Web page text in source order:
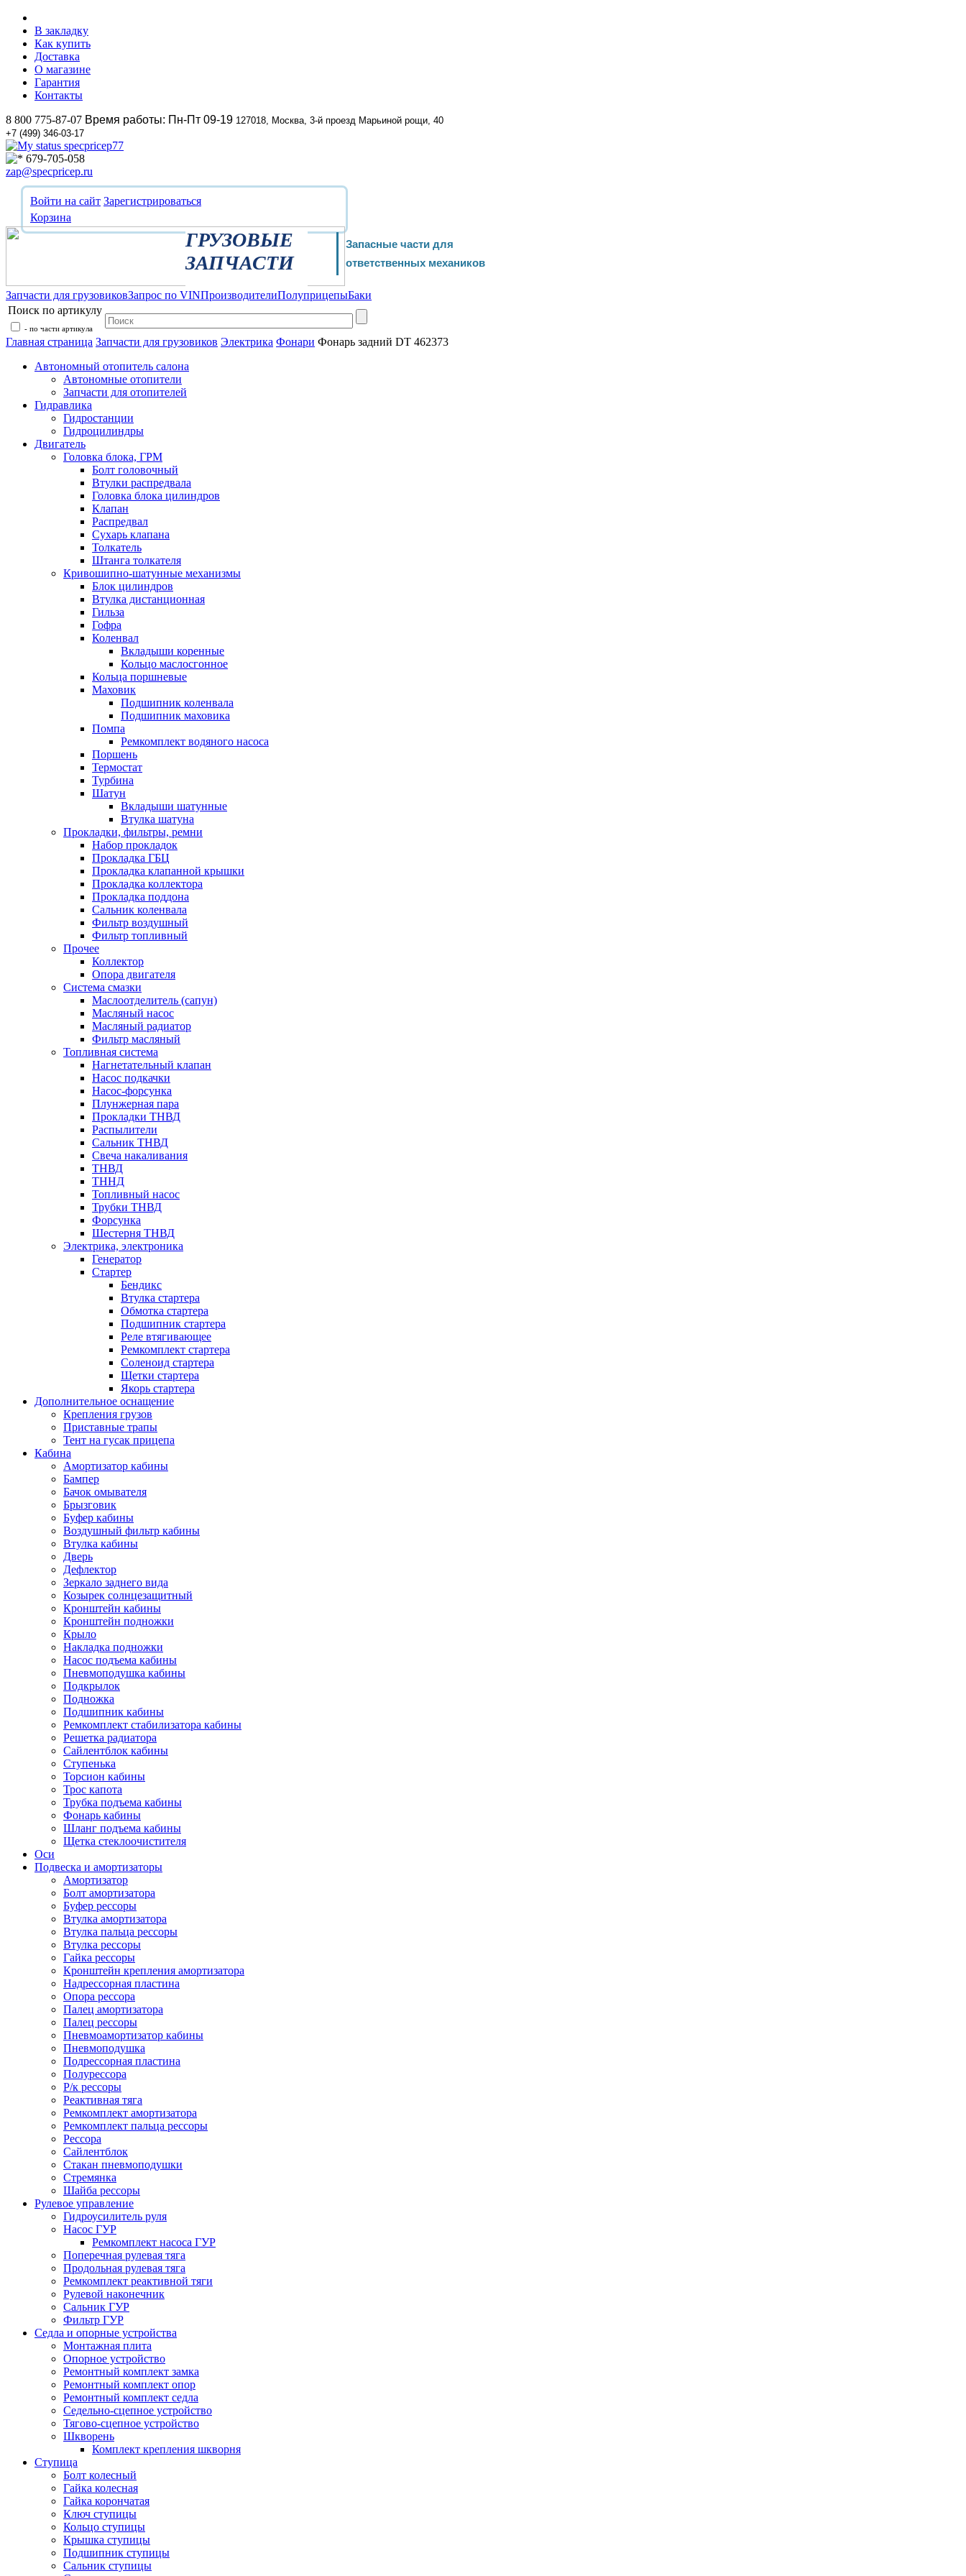
В закладку
Как купить
Доставка
О магазине
Гарантия
Контакты
8 800 775-87-07 Время работы: Пн-Пт 09-19 127018, Москва, 3-й проезд Марьиной рощи, 40
+7 (499) 346-03-17
specpricep77
679-705-058
zap@specpricep.ru
Войти на сайт Зарегистрироваться
Корзина
ГРУЗОВЫЕ
ЗАПЧАСТИ
Запасные части для
ответственных механиков
Запчасти для грузовиковЗапрос по VINПроизводителиПолуприцепыБаки
Поиск по артикулу
- по части артикула
Главная страница Запчасти для грузовиков Электрика Фонари Фонарь задний DT 462373
Автономный отопитель салона
Автономные отопители
Запчасти для отопителей
Гидравлика
Гидростанции
Гидроцилиндры
Двигатель
Головка блока, ГРМ
Болт головочный
Втулки распредвала
Головка блока цилиндров
Клапан
Распредвал
Сухарь клапана
Толкатель
Штанга толкателя
Кривошипно-шатунные механизмы
Блок цилиндров
Втулка дистанционная
Гильза
Гофра
Коленвал
Вкладыши коренные
Кольцо маслосгонное
Кольца поршневые
Маховик
Подшипник коленвала
Подшипник маховика
Помпа
Ремкомплект водяного насоса
Поршень
Термостат
Турбина
Шатун
Вкладыши шатунные
Втулка шатуна
Прокладки, фильтры, ремни
Набор прокладок
Прокладка ГБЦ
Прокладка клапанной крышки
Прокладка коллектора
Прокладка поддона
Сальник коленвала
Фильтр воздушный
Фильтр топливный
Прочее
Коллектор
Опора двигателя
Система смазки
Маслоотделитель (сапун)
Масляный насос
Масляный радиатор
Фильтр масляный
Топливная система
Нагнетательный клапан
Насос подкачки
Насос-форсунка
Плунжерная пара
Прокладки ТНВД
Распылители
Сальник ТНВД
Свеча накаливания
ТНВД
ТННД
Топливный насос
Трубки ТНВД
Форсунка
Шестерня ТНВД
Электрика, электроника
Генератор
Стартер
Бендикс
Втулка стартера
Обмотка стартера
Подшипник стартера
Реле втягивающее
Ремкомплект стартера
Соленоид стартера
Щетки стартера
Якорь стартера
Дополнительное оснащение
Крепления грузов
Приставные трапы
Тент на гусак прицепа
Кабина
Амортизатор кабины
Бампер
Бачок омывателя
Брызговик
Буфер кабины
Воздушный фильтр кабины
Втулка кабины
Дверь
Дефлектор
Зеркало заднего вида
Козырек солнцезащитный
Кронштейн кабины
Кронштейн подножки
Крыло
Накладка подножки
Насос подъема кабины
Пневмоподушка кабины
Подкрылок
Подножка
Подшипник кабины
Ремкомплект стабилизатора кабины
Решетка радиатора
Сайлентблок кабины
Ступенька
Торсион кабины
Трос капота
Трубка подъема кабины
Фонарь кабины
Шланг подъема кабины
Щетка стеклоочистителя
Оси
Подвеска и амортизаторы
Амортизатор
Болт амортизатора
Буфер рессоры
Втулка амортизатора
Втулка пальца рессоры
Втулка рессоры
Гайка рессоры
Кронштейн крепления амортизатора
Надрессорная пластина
Опора рессора
Палец амортизатора
Палец рессоры
Пневмоамортизатор кабины
Пневмоподушка
Подрессорная пластина
Полурессора
Р/к рессоры
Реактивная тяга
Ремкомплект амортизатора
Ремкомплект пальца рессоры
Рессора
Сайлентблок
Стакан пневмоподушки
Стремянка
Шайба рессоры
Рулевое управление
Гидроусилитель руля
Насос ГУР
Ремкомплект насоса ГУР
Поперечная рулевая тяга
Продольная рулевая тяга
Ремкомплект реактивной тяги
Рулевой наконечник
Сальник ГУР
Фильтр ГУР
Седла и опорные устройства
Монтажная плита
Опорное устройство
Ремонтный комплект замка
Ремонтный комплект опор
Ремонтный комплект седла
Седельно-сцепное устройство
Тягово-сцепное устройство
Шкворень
Комплект крепления шкворня
Ступица
Болт колесный
Гайка колесная
Гайка корончатая
Ключ ступицы
Кольцо ступицы
Крышка ступицы
Подшипник ступицы
Сальник ступицы